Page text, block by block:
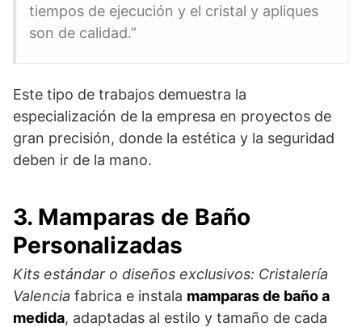
tiempos de ejecución y el cristal y apliques
son de calidad.”
Este tipo de trabajos demuestra la
especialización de la empresa en proyectos de
gran precisión, donde la estética y la seguridad
deben ir de la mano.
3. Mamparas de Baño
Personalizadas
Kits estándar o diseños exclusivos: Cristalería
Valencia fabrica e instala mamparas de baño a
medida, adaptadas al estilo y tamaño de cada